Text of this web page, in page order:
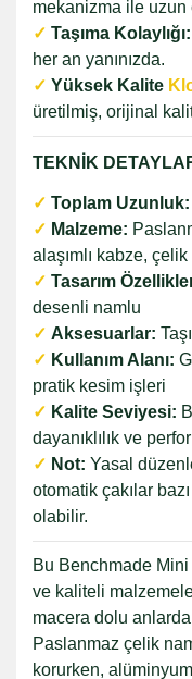
mekanizma ile uzun
✓ Taşıma Kolaylığı:
her an yanınızda.
✓ Yüksek Kalite
üretilmiş, orijinal
TEKNİK
✓ Toplam Uzunluk:
✓ Malzeme:
alaşımlı kabze,
✓ Tasarım
desenli namlu
✓ Aksesuarlar:
✓ Kullanım Alanı:
pratik kesim işleri
✓ Kalite Seviyesi:
dayanıklılık ve
✓ Not: Yasal
otomatik çakılar
olabilir.
Bu Benchmade
ve kaliteli
macera dolu
Paslanmaz çelik
korurken,